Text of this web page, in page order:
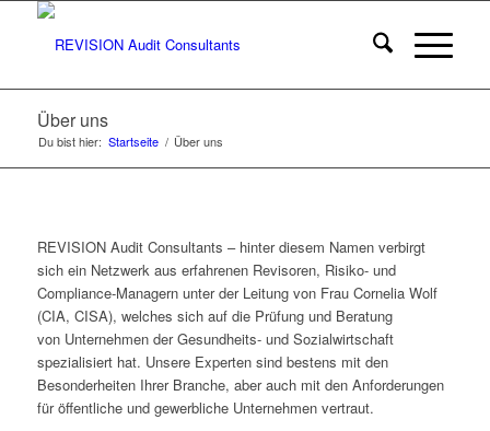
Über uns
Du bist hier: Startseite / Über uns
REVISION Audit Consultants – hinter diesem Namen verbirgt
sich ein Netzwerk aus erfahrenen Revisoren, Risiko- und
Compliance-Managern unter der Leitung von Frau Cornelia Wolf
(CIA, CISA), welches sich auf die Prüfung und Beratung
von Unternehmen der Gesundheits- und Sozialwirtschaft
spezialisiert hat. Unsere Experten sind bestens mit den
Besonderheiten Ihrer Branche, aber auch mit den Anforderungen
für öffentliche und gewerbliche Unternehmen vertraut.